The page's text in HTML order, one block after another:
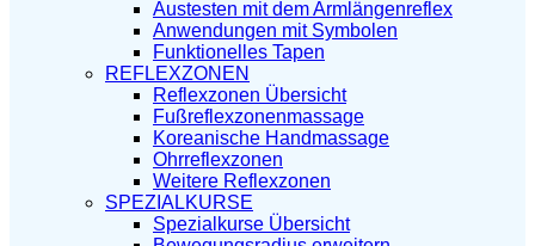
Austesten mit dem Armlängenreflex
Anwendungen mit Symbolen
Funktionelles Tapen
REFLEXZONEN
Reflexzonen Übersicht
Fußreflexzonenmassage
Koreanische Handmassage
Ohrreflexzonen
Weitere Reflexzonen
SPEZIALKURSE
Spezialkurse Übersicht